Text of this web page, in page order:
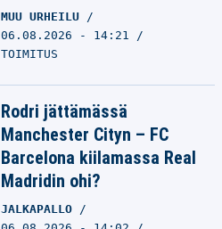
MUU URHEILU
06.08.2026 - 14:21
TOIMITUS
Rodri jättämässä
Manchester Cityn – FC
Barcelona kiilamassa Real
Madridin ohi?
JALKAPALLO